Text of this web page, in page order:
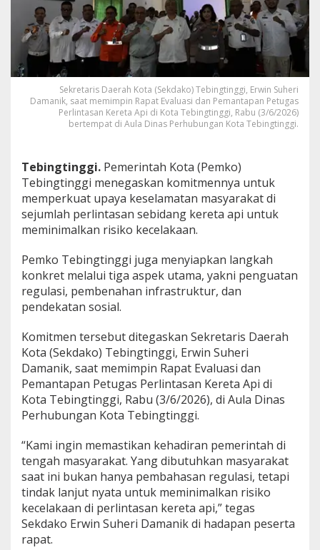
a
p
k
a
n
a
n
g
k
K
o
n
k
r
e
e
k
a
n
s
k
o
e
c
l
a
a
a
n
P
Sekretaris Daerah Kota (Sekdako) Tebingtinggi, Erwin Suheri
Damanik, saat memimpin Rapat Evaluasi dan Pemantapan Petugas
Perlintasan Kereta Api di Kota Tebingtinggi, Rabu (3/6/2026)
bertempat di Aula Dinas Perhubungan Kota Tebingtinggi.
Tebingtinggi. Pemerintah Kota (Pemko)
Tebingtinggi menegaskan komitmennya untuk
memperkuat upaya keselamatan masyarakat di
sejumlah perlintasan sebidang kereta api untuk
meminimalkan risiko kecelakaan.
Pemko Tebingtinggi juga menyiapkan langkah
konkret melalui tiga aspek utama, yakni penguatan
regulasi, pembenahan infrastruktur, dan
pendekatan sosial.
Komitmen tersebut ditegaskan Sekretaris Daerah
Kota (Sekdako) Tebingtinggi, Erwin Suheri
Damanik, saat memimpin Rapat Evaluasi dan
Pemantapan Petugas Perlintasan Kereta Api di
Kota Tebingtinggi, Rabu (3/6/2026), di Aula Dinas
Perhubungan Kota Tebingtinggi.
“Kami ingin memastikan kehadiran pemerintah di
tengah masyarakat. Yang dibutuhkan masyarakat
saat ini bukan hanya pembahasan regulasi, tetapi
tindak lanjut nyata untuk meminimalkan risiko
kecelakaan di perlintasan kereta api,” tegas
Sekdako Erwin Suheri Damanik di hadapan peserta
rapat.